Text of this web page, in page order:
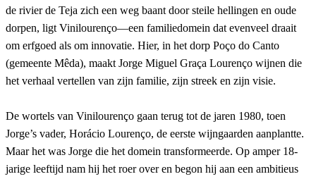
de rivier de Teja zich een weg baant door steile hellingen en oude
dorpen, ligt Vinilourenço—een familiedomein dat evenveel draait
om erfgoed als om innovatie. Hier, in het dorp Poço do Canto
(gemeente Mêda), maakt Jorge Miguel Graça Lourenço wijnen die
het verhaal vertellen van zijn familie, zijn streek en zijn visie.
De wortels van Vinilourenço gaan terug tot de jaren 1980, toen
Jorge’s vader, Horácio Lourenço, de eerste wijngaarden aanplantte.
Maar het was Jorge die het domein transformeerde. Op amper 18-
jarige leeftijd nam hij het roer over en begon hij aan een ambitieus